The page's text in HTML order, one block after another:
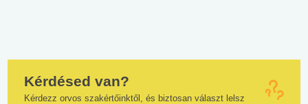
Kérdésed van?
Kérdezz orvos szakértőinktől, és biztosan választ lelsz